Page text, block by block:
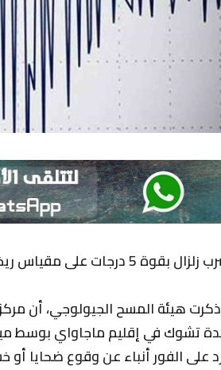
بقوة 5 درجات على مقياس ريختر وسط ميانمار الأحد.
تشوك في إقليم ماجاواي بوسط
على الفور أنباء عن وقوع ضحايا أو